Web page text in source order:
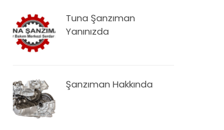
Tuna Şanzıman
Yanınızda
Şanzıman Hakkında